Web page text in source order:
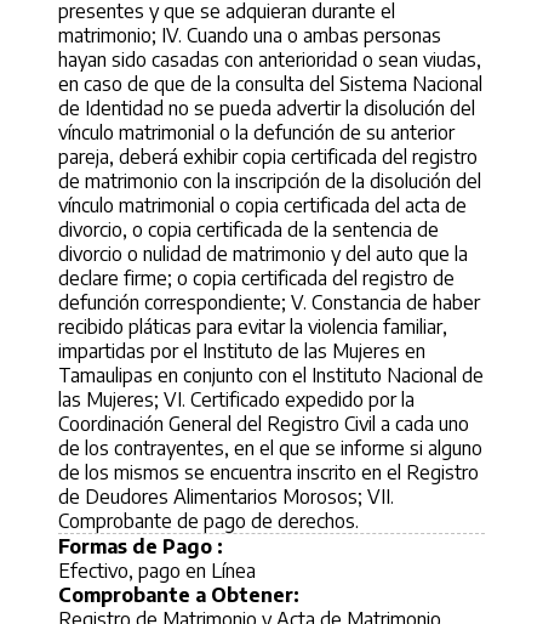
presentes y que se adquieran durante el
matrimonio; IV. Cuando una o ambas personas
hayan sido casadas con anterioridad o sean viudas,
en caso de que de la consulta del Sistema Nacional
de Identidad no se pueda advertir la disolución del
vínculo matrimonial o la defunción de su anterior
pareja, deberá exhibir copia certificada del registro
de matrimonio con la inscripción de la disolución del
vínculo matrimonial o copia certificada del acta de
divorcio, o copia certificada de la sentencia de
divorcio o nulidad de matrimonio y del auto que la
declare firme; o copia certificada del registro de
defunción correspondiente; V. Constancia de haber
recibido pláticas para evitar la violencia familiar,
impartidas por el Instituto de las Mujeres en
Tamaulipas en conjunto con el Instituto Nacional de
las Mujeres; VI. Certificado expedido por la
Coordinación General del Registro Civil a cada uno
de los contrayentes, en el que se informe si alguno
de los mismos se encuentra inscrito en el Registro
de Deudores Alimentarios Morosos; VII.
Comprobante de pago de derechos.
Formas de Pago :
Efectivo, pago en Línea
Comprobante a Obtener: